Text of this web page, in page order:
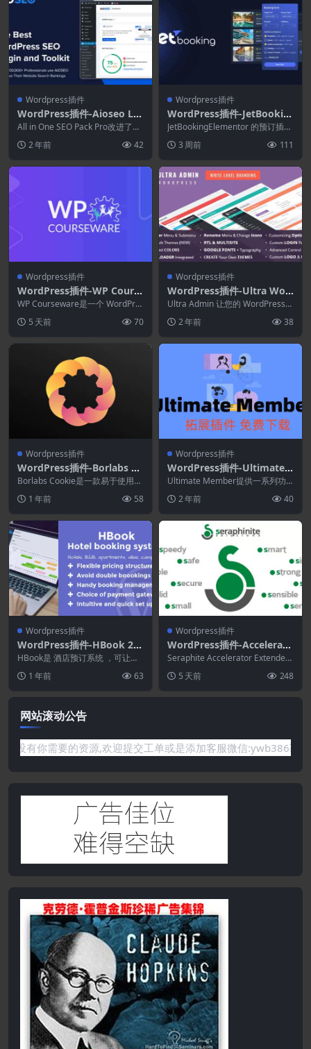
Wordpress插件
WordPress插件-Aioseo Lin
k Assistant 1.1.3[All in On
e SEO Pack Pro拓展]
All in One SEO Pack Pro改进了最
2 年前 42
Wordpress插件
WordPress插件-JetBookin
g 4.1.2.1-Elementor预订插
件
JetBookingElementor 的预订插件
3 周前 111
Wordpress插件
WordPress插件-WP Cours
eware 4.18.3–WordPress课
程生成器
WP Courseware是一个 WordPre
5 天前 70
Wordpress插件
WordPress插件-Ultra Wor
dPress Admin Theme 11.7
Ultra Admin 让您的 WordPress
2 年前 38
Wordpress插件
WordPress插件-Borlabs Co
okie 3.3.14–WordPress Co
okie插件
Borlabs Cookie是一款易于使用的
1 年前 58
Wordpress插件
WordPress插件-Ultimate
Member–Terms&Conditio
ns 2.1.5(Ultimate Member
拓展)-会员WordPress插件
Ultimate Member提供一系列功
录、用户注...
2 年前 40
Wordpress插件
WordPress插件-HBook 2.
1.3–酒店预订系统WordPres
s插件
HBook是 酒店预订系统 ，可让您
轻松在 WordPress 网站上启用在
线预...1 年前 63
Wordpress插件
WordPress插件-Accelerato
r Extended for WordPress
2.29.20
Seraphite Accelerator Extended
提高网站的速度，以...
5 天前 248
网站滚动公告
要的资源,欢迎提交工单或是添加客服微信:ywb386获取帮助！